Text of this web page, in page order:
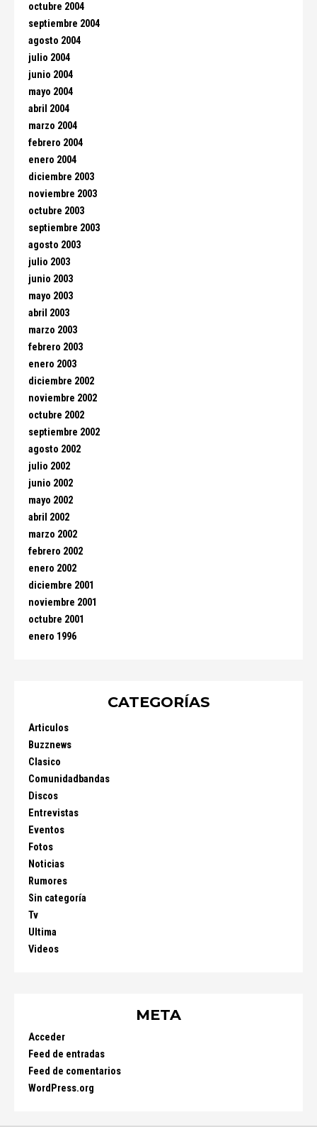
octubre 2004
septiembre 2004
agosto 2004
julio 2004
junio 2004
mayo 2004
abril 2004
marzo 2004
febrero 2004
enero 2004
diciembre 2003
noviembre 2003
octubre 2003
septiembre 2003
agosto 2003
julio 2003
junio 2003
mayo 2003
abril 2003
marzo 2003
febrero 2003
enero 2003
diciembre 2002
noviembre 2002
octubre 2002
septiembre 2002
agosto 2002
julio 2002
junio 2002
mayo 2002
abril 2002
marzo 2002
febrero 2002
enero 2002
diciembre 2001
noviembre 2001
octubre 2001
enero 1996
CATEGORÍAS
Articulos
Buzznews
Clasico
Comunidadbandas
Discos
Entrevistas
Eventos
Fotos
Noticias
Rumores
Sin categoría
Tv
Ultima
Videos
META
Acceder
Feed de entradas
Feed de comentarios
WordPress.org